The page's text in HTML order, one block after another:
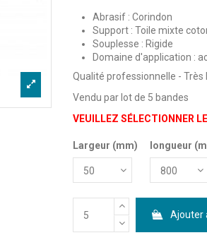
Abrasif : Corindon
Support : Toile mixte
Souplesse : Rigide
Domaine d'application :
Qualité professionnelle - Très
Vendu par lot de 5 bandes
VEUILLEZ SÉLECTIONNER
Largeur (mm) longueur
Ajouter